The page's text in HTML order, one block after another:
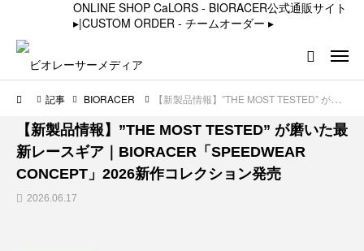
ONLINE SHOP CaLORS - BIORACER公式通販サイト
▸|CUSTOM ORDER - チームオーダー ▸
記事 BIORACER 【新製品情報】”THE MOST TESTED” が磨いた最新レースギア｜BIORACER「SPEEDWEAR CONCEPT」2026新作コレクション発売
BIORACER
【新製品情報】”THE MOST TESTED” が磨いた最
新レースギア｜BIORACER「SPEEDWEAR
CONCEPT」2026新作コレクション発売
2026.06.17